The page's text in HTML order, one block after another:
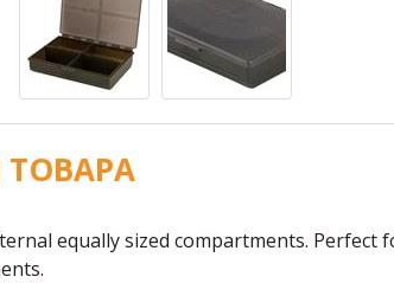
ТОВАРА
equally sized compartments. Perfect